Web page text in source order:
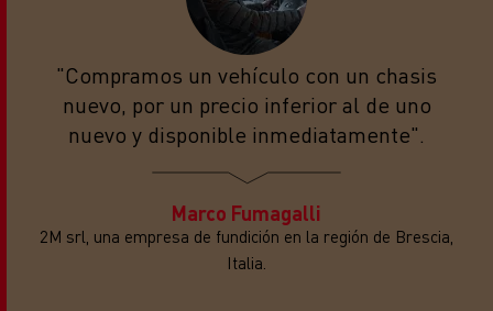
"Compramos un vehículo con un chasis
nuevo, por un precio inferior al de uno
nuevo y disponible inmediatamente".
Marco Fumagalli
2M srl, una empresa de fundición en la región de Brescia,
Italia.